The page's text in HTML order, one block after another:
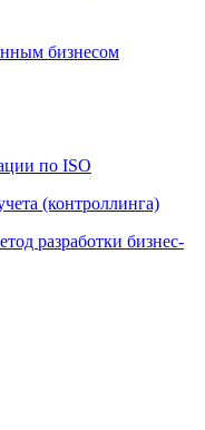
бизнесом
по ISO
(контроллинга)
разработки бизнес-